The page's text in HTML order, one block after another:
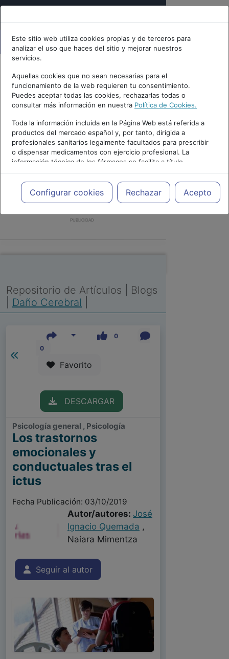
Este sitio web utiliza cookies propias y de terceros para
analizar el uso que haces del sitio y mejorar nuestros
servicios.
Aquellas cookies que no sean necesarias para el
funcionamiento de la web requieren tu consentimiento.
Puedes aceptar todas las cookies, rechazarlas todas o
consultar más información en nuestra Política de Cookies.
Toda la información incluida en la Página Web está referida a
productos del mercado español y, por tanto, dirigida a
profesionales sanitarios legalmente facultados para prescribir
o dispensar medicamentos con ejercicio profesional. La
información técnica de los fármacos se facilita a título
meramente informativo, siendo responsabilidad de los
profesionales facultados prescribir medicamentos y decidir, en
cada caso concreto, el tratamiento más adecuado a las
necesidades del paciente.
Configurar cookies Rechazar Acepto
PUBLICIDAD
Repositorio de Artículos
Blogs
Daño Cerebral
0
0
Favorito
DESCARGAR
Psicología general , Psicología
Los trastornos
emocionales y
conductuales tras el
ictus
Fecha Publicación: 03/10/2019
Autor/autores: José
Ignacio Quemada ,
Naiara Mimentza
Seguir al autor